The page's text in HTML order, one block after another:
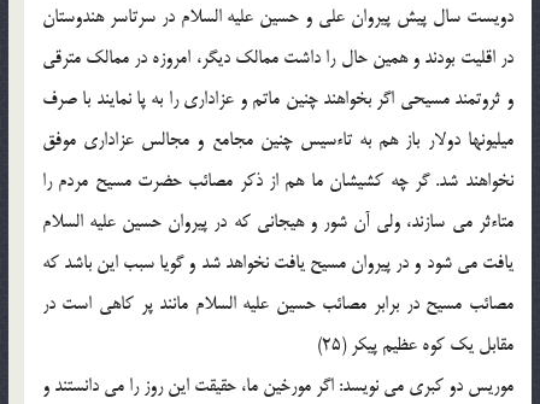
دويست سال پيش پيروان على و حسين عليه السلام در سرتاسر هندوستان
در اقليت بودند و همين حال را داشت ممالك ديگر، امروزه در ممالك مترقى
و ثروتمند مسيحى اگر بخواهند چنين ماتم و عزادارى را به پا نمايند با صرف
ميليونها دولار باز هم به تاءسيس چنين مجامع و مجالس عزادارى موفق
نخواهند شد. گر چه كشيشان ما هم از ذكر مصائب حضرت مسيح مردم را
متاءثر مى سازند، ولى آن شور و هيجانى كه در پيروان حسين عليه السلام
يافت مى شود و در پيروان مسيح يافت نخواهد شد و گويا سبب اين باشد كه
مصائب مسيح در برابر مصائب حسين عليه السلام مانند پر كاهى است در
مقابل يك كوه عظيم پيكر (25)
موريس دو كبرى مى نويسد: اگر مورخين ما، حقيقت اين روز را مى دانستند و